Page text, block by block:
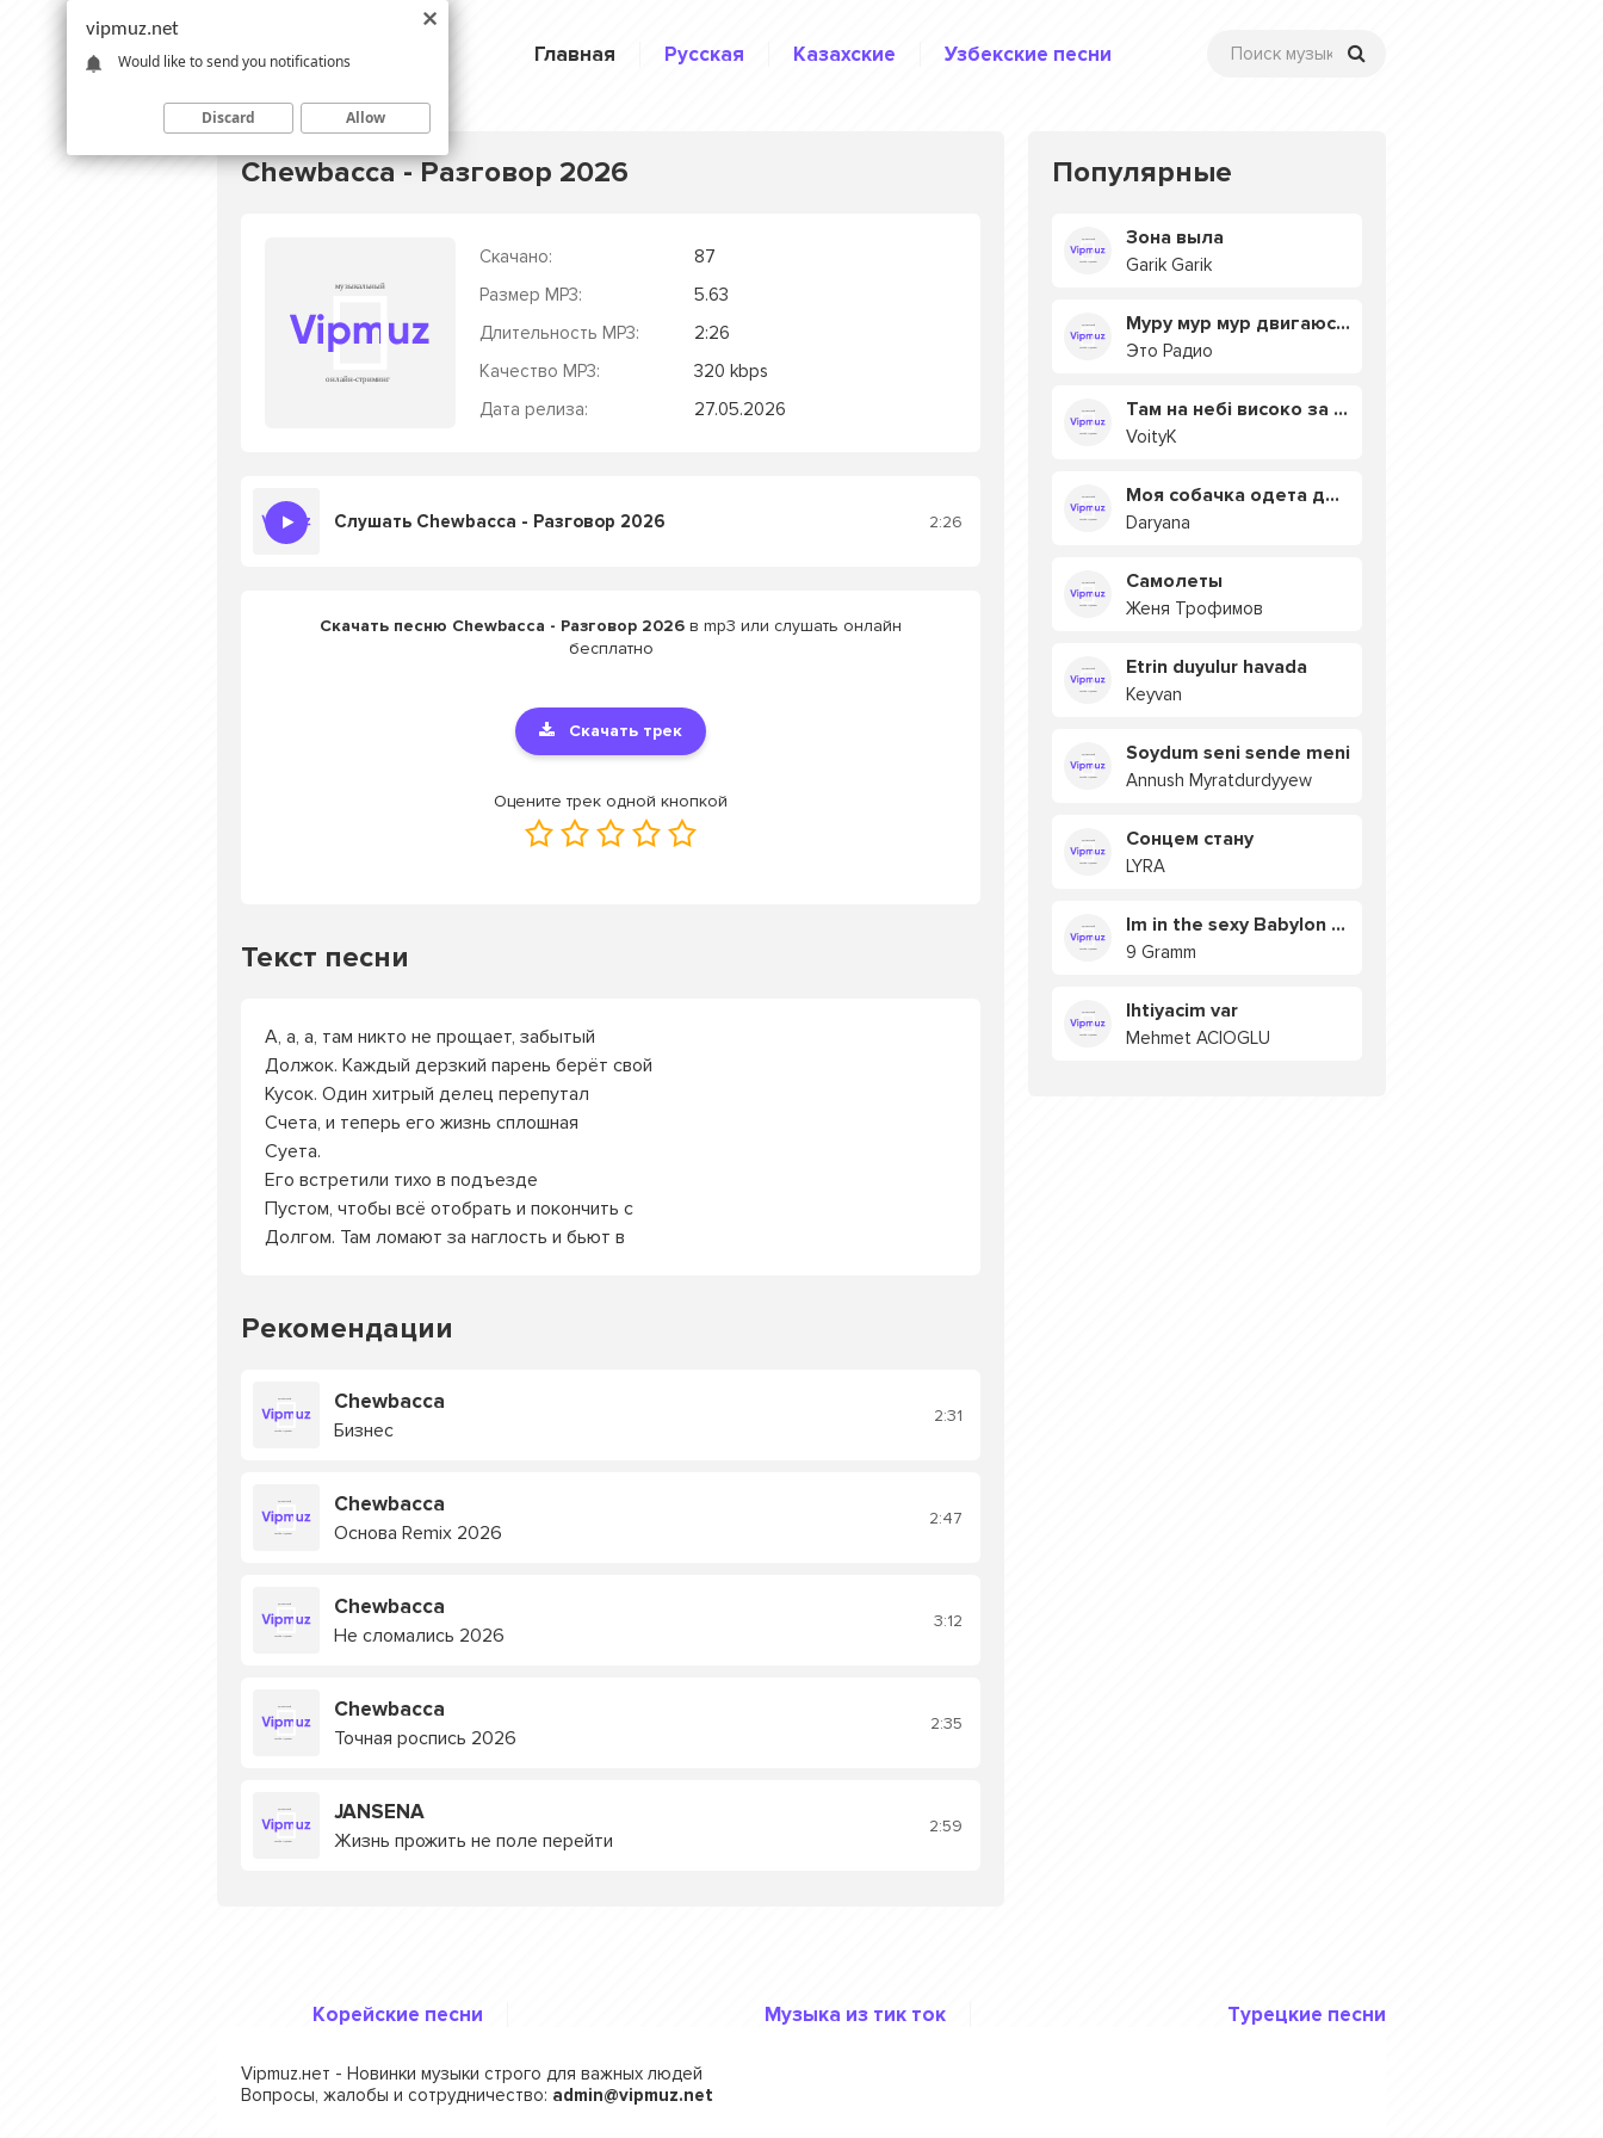
Главная Русская Казахские Узбекские песни
Chewbacca - Разговор 2026
Скачано:
87
Размер MP3:
5.63
Длительность MP3:
2:26
Качество MP3:
320 kbps
Дата релиза:
27.05.2026
Слушать Chewbacca - Разговор 2026 2:26
Скачать песню Chewbacca - Разговор 2026 в mp3 или слушать онлайн
бесплатно
Скачать трек
Оцените трек одной кнопкой
Текст песни
А, а, а, там никто не прощает, забытый
Должок. Каждый дерзкий парень берёт свой
Кусок. Один хитрый делец перепутал
Счета, и теперь его жизнь сплошная
Суета.
Его встретили тихо в подъезде
Пустом, чтобы всё отобрать и покончить с
Долгом. Там ломают за наглость и бьют в
Рекомендации
Chewbacca
Бизнес
2:31
Chewbacca
Основа Remix 2026
2:47
Chewbacca
Не сломались 2026
3:12
Chewbacca
Точная роспись 2026
2:35
JANSENA
Жизнь прожить не поле перейти
2:59
Популярные
Зона выла
Garik Garik
Муру мур мур двигаюсь на мурмулях
Это Радио
Там на небі високо за хмарами
VoityK
Моя собачка одета дороже тебя
Daryana
Самолеты
Женя Трофимов
Etrin duyulur havada
Keyvan
Soydum seni sende meni
Annush Myratdurdyyew
Сонцем стану
LYRA
Im in the sexy Babylon БУЯ
9 Gramm
Ihtiyacim var
Mehmet ACIOGLU
Корейские песни Музыка из тик ток Турецкие песни
Vipmuz.нет - Новинки музыки строго для важных людей
Вопросы, жалобы и сотрудничество: admin@vipmuz.net
vipmuz.net
Would like to send you notifications
Discard Allow